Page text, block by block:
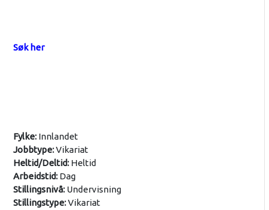
Søk her
Fylke: Innlandet
Jobbtype:Vikariat
Heltid/Deltid: Heltid
Arbeidstid: Dag
Stillingsnivå: Undervisning
Stillingstype:Vikariat